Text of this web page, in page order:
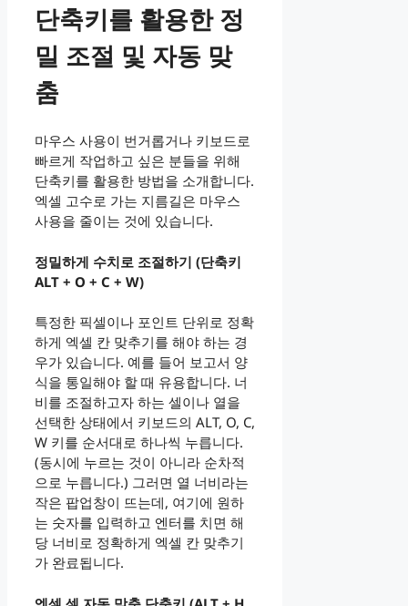
단축키를 활용한 정
밀 조절 및 자동 맞
춤
마우스 사용이 번거롭거나 키보드로
빠르게 작업하고 싶은 분들을 위해
단축키를 활용한 방법을 소개합니다.
엑셀 고수로 가는 지름길은 마우스
사용을 줄이는 것에 있습니다.
정밀하게 수치로 조절하기 (단축키
ALT + O + C + W)
특정한 픽셀이나 포인트 단위로 정확
하게 엑셀 칸 맞추기를 해야 하는 경
우가 있습니다. 예를 들어 보고서 양
식을 통일해야 할 때 유용합니다. 너
비를 조절하고자 하는 셀이나 열을
선택한 상태에서 키보드의 ALT, O, C,
W 키를 순서대로 하나씩 누릅니다.
(동시에 누르는 것이 아니라 순차적
으로 누릅니다.) 그러면 열 너비라는
작은 팝업창이 뜨는데, 여기에 원하
는 숫자를 입력하고 엔터를 치면 해
당 너비로 정확하게 엑셀 칸 맞추기
가 완료됩니다.